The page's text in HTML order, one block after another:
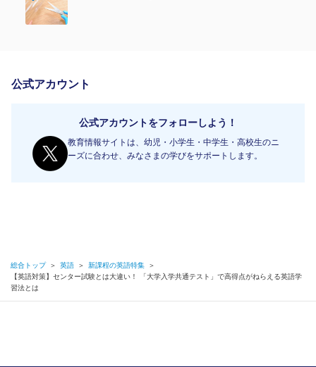
公式アカウント
公式アカウントをフォローしよう！
教育情報サイトは、幼児・小学生・中学生・高校生のニ
ーズに合わせ、みなさまの学びをサポートします。
総合トップ ＞ 英語 ＞ 新課程の英語特集
＞
【英語対策】センター試験とは大違い！ 「大学入学共通テスト」で高得点がねらえる英語学
習法とは